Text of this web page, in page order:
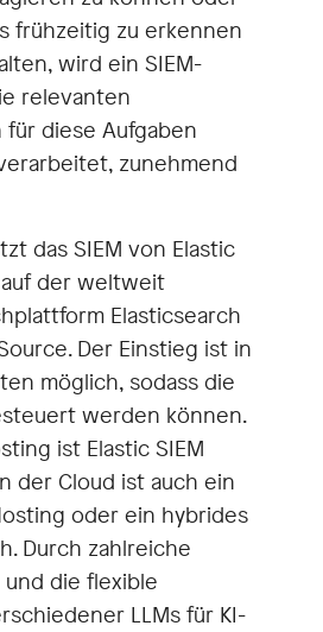
frühzeitig zu erkennen
wird ein SIEM-
relevanten
diese Aufgaben
zunehmend
das SIEM von Elastic
der weltweit
Elasticsearch
Der Einstieg ist in
möglich, sodass die
werden können.
ist Elastic SIEM
der Cloud ist auch ein
oder ein hybrides
Durch zahlreiche
die flexible
LLMs für KI-